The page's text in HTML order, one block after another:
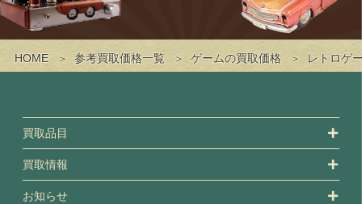
HOME 参考買取価格一覧 ゲームの買取価格 レトロゲ
買取品目
買取情報
お知らせ